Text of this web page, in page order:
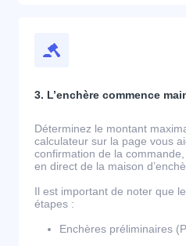
3. L’enchère commence
Déterminez le montant
calculateur sur la page vous
confirmation de la
en direct de la maison
Il est important de noter que
étapes :
Enchères préliminaires